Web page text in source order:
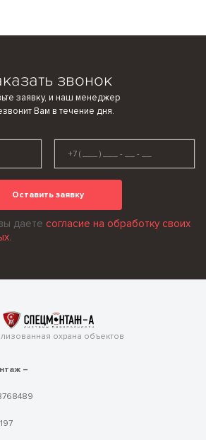
звонок
заявку, и наш менеджер
Вам в течение дня.
Оставить заявку
даете согласие на обработку своих
.
охрана объектов
–